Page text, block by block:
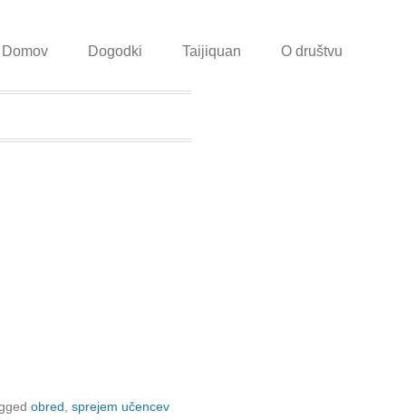
Domov Dogodki Taijiquan O društvu
obred sprejem učencev